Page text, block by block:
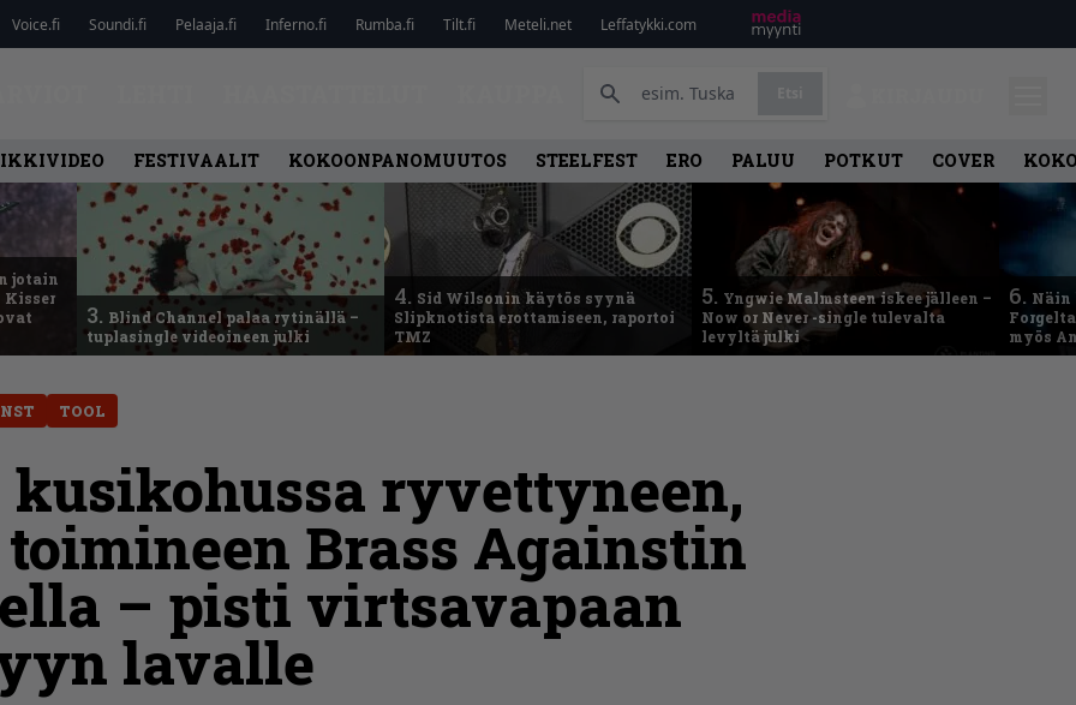
Voice.fi Soundi.fi Pelaaja.fi Inferno.fi Rumba.fi Tilt.fi Meteli.net Leffatykki.com
FESTIVAALIT KOKOONPANOMUUTOS STEELFEST ERO PALUU POTKUT COVER
jotain
Kisser
3. Blind Channel palaa rytinällä –
tuplasingle videoineen julki
4. Sid Wilsonin käytös syynä
Slipknotista erottamiseen, raportoi
TMZ
5. Yngwie Malmsteen iskee jälleen –
Now or Never -single tulevalta
levyltä julki
6. Näin
myös
TOOL
ryvettyneen,
Brass Againstin
– pisti virtsavapaan
lavalle